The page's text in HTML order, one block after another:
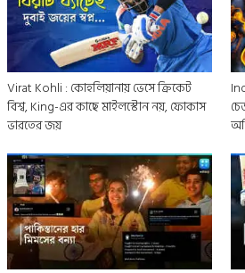
Virat Kohli : কোহলিয়ানায় ভেসে ক্রিকেট
বিশ্ব, King-এর কাছে মাইলস্টোন নয়, ফোকাস
ভারতের জয়